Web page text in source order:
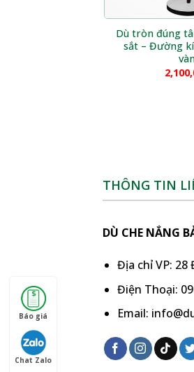
Dù tròn đúng
sắt – Đường
THÔNG TIN
DÙ CHE NẮNG
Địa chỉ VP: 28
Điện Thoại:
Email:
Báo giá
Chat Zalo